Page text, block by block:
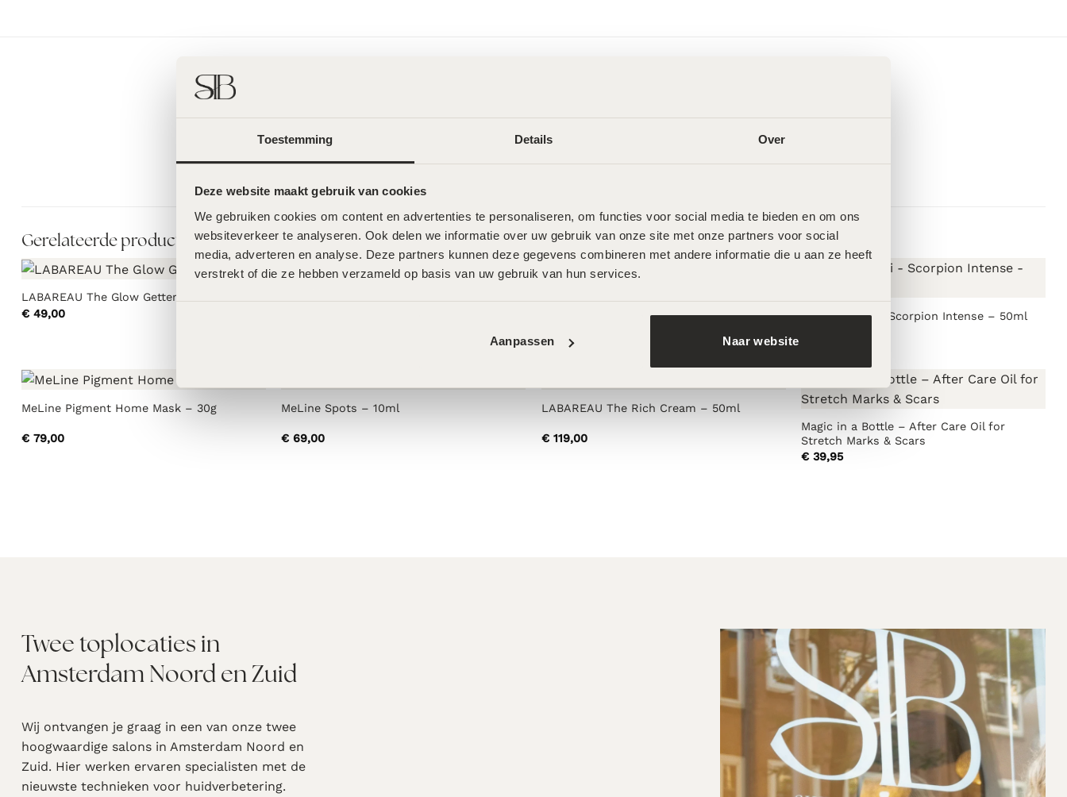
Toestemming Details Over
Deze website maakt gebruik van cookies
We gebruiken cookies om content en advertenties te personaliseren, om functies voor social media te bieden en om ons
websiteverkeer te analyseren. Ook delen we informatie over uw gebruik van onze site met onze partners voor social
media, adverteren en analyse. Deze partners kunnen deze gegevens combineren met andere informatie die u aan ze heeft
verstrekt of die ze hebben verzameld op basis van uw gebruik van hun services.
Aanpassen Naar website
Gerelateerde producten
LABAREAU The Glow Getter – 100ml
€49,00
Odyon Dubai – Scorpion Intense – 50ml
MeLine Pigment Home Mask – 30g
€79,00
MeLine Spots – 10ml
€ 69,00
LABAREAU The Rich Cream – 50ml
€119,00
Magic in a Bottle – After Care Oil for
Stretch Marks & Scars
€ 39,95
Twee toplocaties in
Amsterdam Noord en Zuid
Wij ontvangen je graag in een van onze twee
hoogwaardige salons in Amsterdam Noord en
Zuid. Hier werken ervaren specialisten met de
nieuwste technieken voor huidverbetering.